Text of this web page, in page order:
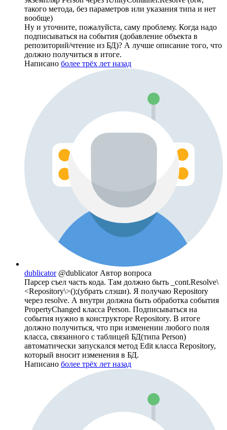
такого метода, без параметров или указания типа и нет
вообще)
Ну и уточните, пожалуйста, саму проблему. Когда надо
подписываться на события (добавление объекта в
репозиторий/чтение из БД)? А лучше описание того, что
должно получиться в итоге.
Написано более трёх лет назад
dublicator @dublicator Автор вопроса
Парсер съел часть кода. Там должно быть _cont.Resolve\
<Repository\>();(убрать слэши). Я получаю Repository
через resolve. А внутри должна быть обработка события
PropertyChanged класса Person. Подписываться на
события нужно в конструкторе Repository. В итоге
должно получиться, что при изменении любого поля
класса, связанного с таблицей БД(типа Person)
автоматически запускался метод Edit класса Repository,
который вносит изменения в БД.
Написано более трёх лет назад